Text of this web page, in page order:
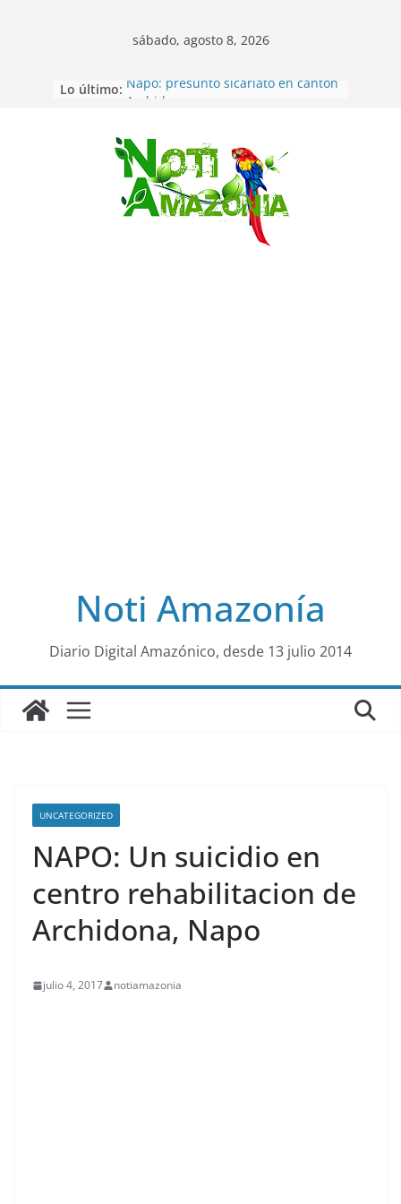
Saltar
al
sábado, agosto 8, 2026
Lo último: Napo: presunto sicariato en cantón
desaparecidos fueron encontrados
muertos en Puerto lopez
Sentencian a 34 años de prisión a
implicados en caso de Alison,
oriunda de Tena
Vozinha, el arquero sensación de
cabo Verde, ya llegó para
Noti Amazonía
Diario Digital Amazónico, desde 13 julio 2014
UNCATEGORIZED
NAPO: Un suicidio en
centro rehabilitacion de
Archidona, Napo
julio 4, 2017 notiamazonia